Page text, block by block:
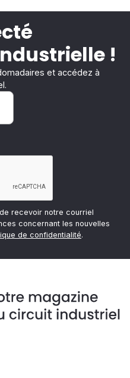
!
et accédez à
recevoir notre courriel
concernant les nouvelles
de confidentialité.